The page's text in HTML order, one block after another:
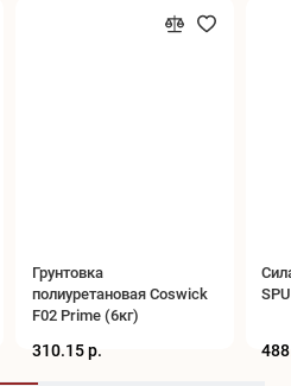
Грунтовка
полиуретановая Coswick
F02 Prime (6кг)
310.15 р.